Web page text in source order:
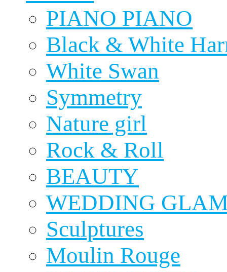
PIANO PIANO
Black & White
White Swan
Symmetry
Nature girl
Rock & Roll
BEAUTY
WEDDING
Sculptures
Moulin Rouge